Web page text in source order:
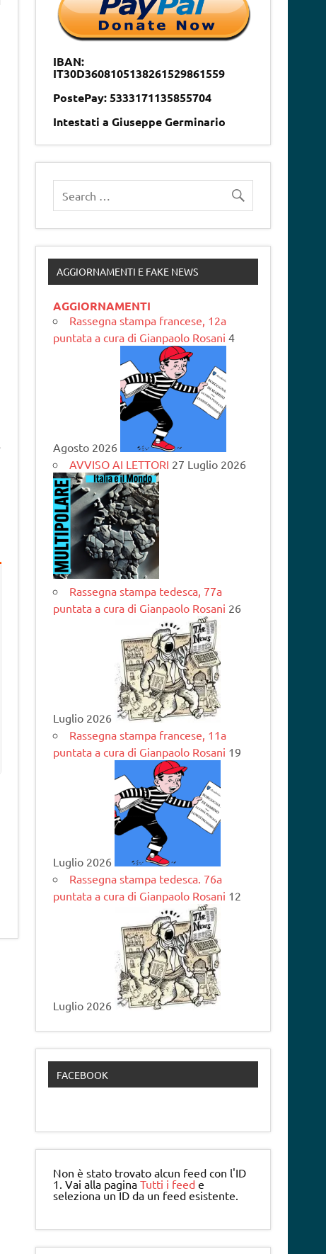
IBAN:
IT30D3608105138261529861559
PostePay: 5333171135855704
Intestati a Giuseppe Germinario
AGGIORNAMENTI E FAKE NEWS
AGGIORNAMENTI
Rassegna stampa francese, 12a
puntata a cura di Gianpaolo Rosani 4
Agosto 2026
AVVISO AI LETTORI 27 Luglio 2026
Rassegna stampa tedesca, 77a
puntata a cura di Gianpaolo Rosani 26
Luglio 2026
Rassegna stampa francese, 11a
puntata a cura di Gianpaolo Rosani 19
Luglio 2026
Rassegna stampa tedesca. 76a
puntata a cura di Gianpaolo Rosani 12
Luglio 2026
FACEBOOK
Non è stato trovato alcun feed con l'ID
1. Vai alla paginaTutti i feed e
seleziona un ID da un feed esistente.